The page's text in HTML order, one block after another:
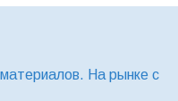
На рынке с